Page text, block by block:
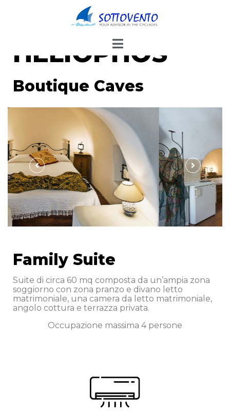
HELIOPHOS
Boutique Caves
Family Suite
Suite di circa 60 mq composta da un’ampia zona
soggiorno con zona pranzo e divano letto
matrimoniale, una camera da letto matrimoniale,
angolo cottura e terrazza privata.
Occupazione massima 4 persone